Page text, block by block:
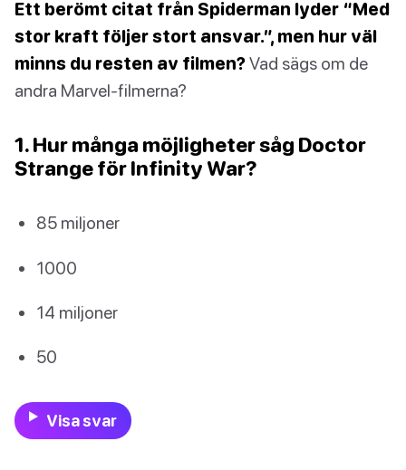
Ett berömt citat från Spiderman lyder “Med
stor kraft följer stort ansvar.”, men hur väl
minns du resten av filmen?Vad sägs om de
andra Marvel-filmerna?
1. Hur många möjligheter såg Doctor
Strange för Infinity War?
85 miljoner
1000
14 miljoner
50
Visa svar